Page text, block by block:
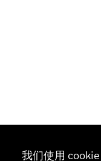
我们使用